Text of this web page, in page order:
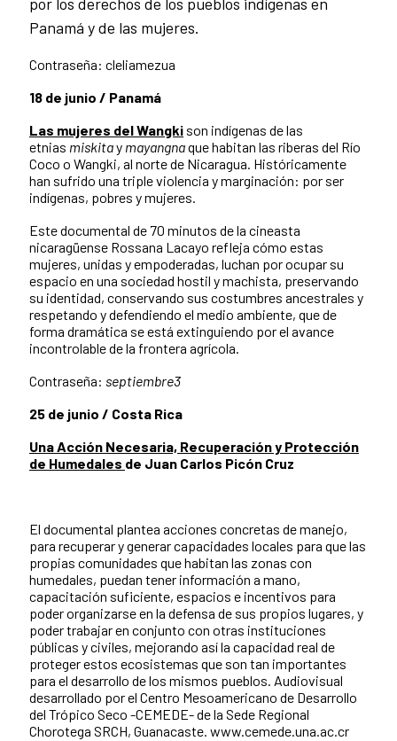
por los derechos de los pueblos indígenas en
Panamá y de las mujeres.
Contraseña: cleliamezua
18 de junio / Panamá
Las mujeres del Wangki son indígenas de las
etnias miskitay mayangnaque habitan las riberas del Río
Coco o Wangki, al norte de Nicaragua. Históricamente
han sufrido una triple violencia y marginación: por ser
indígenas, pobres y mujeres.
Este documental de 70 minutos de la cineasta
nicaragüense Rossana Lacayo refleja cómo estas
mujeres, unidas y empoderadas, luchan por ocupar su
espacio en una sociedad hostil y machista, preservando
su identidad, conservando sus costumbres ancestrales y
respetando y defendiendo el medio ambiente, que de
forma dramática se está extinguiendo por el avance
incontrolable de la frontera agrícola.
Contraseña: septiembre3
25 de junio / Costa Rica
Una Acción Necesaria, Recuperación y Protección
de Humedales de Juan Carlos Picón Cruz
El documental plantea acciones concretas de manejo,
para recuperar y generar capacidades locales para que las
propias comunidades que habitan las zonas con
humedales, puedan tener información a mano,
capacitación suficiente, espacios e incentivos para
poder organizarse en la defensa de sus propios lugares, y
poder trabajar en conjunto con otras instituciones
públicas y civiles, mejorando así la capacidad real de
proteger estos ecosistemas que son tan importantes
para el desarrollo de los mismos pueblos. Audiovisual
desarrollado por el Centro Mesoamericano de Desarrollo
del Trópico Seco -CEMEDE- de la Sede Regional
Chorotega SRCH, Guanacaste. www.cemede.una.ac.cr